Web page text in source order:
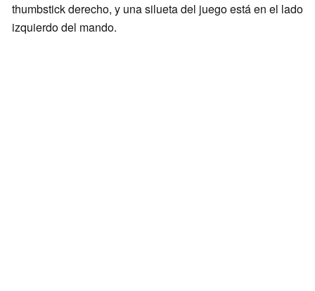
thumbstick derecho, y una silueta del juego está en el lado
izquierdo del mando.